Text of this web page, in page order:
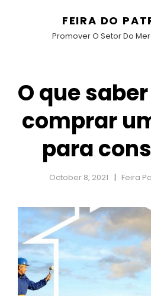
FEIRA DO
Promover O Setor Do
O que
comprar
para
October 8, 2021 Feira